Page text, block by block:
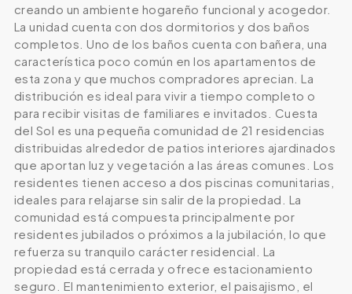
creando un ambiente hogareño funcional y acogedor.
La unidad cuenta con dos dormitorios y dos baños
completos. Uno de los baños cuenta con bañera, una
característica poco común en los apartamentos de
esta zona y que muchos compradores aprecian. La
distribución es ideal para vivir a tiempo completo o
para recibir visitas de familiares e invitados. Cuesta
del Sol es una pequeña comunidad de 21 residencias
distribuidas alrededor de patios interiores ajardinados
que aportan luz y vegetación a las áreas comunes. Los
residentes tienen acceso a dos piscinas comunitarias,
ideales para relajarse sin salir de la propiedad. La
comunidad está compuesta principalmente por
residentes jubilados o próximos a la jubilación, lo que
refuerza su tranquilo carácter residencial. La
propiedad está cerrada y ofrece estacionamiento
seguro. El mantenimiento exterior, el paisajismo, el